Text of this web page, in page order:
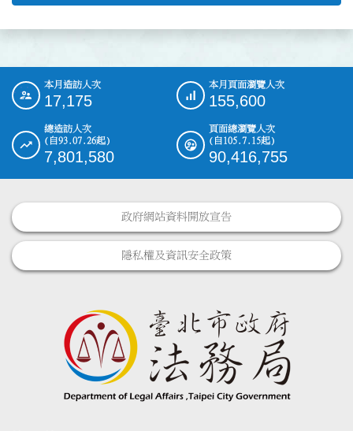
::: 本月造訪人次
17,175
本月頁面瀏覽人次
155,600
總造訪人次
(自93.07.26起)
7,801,580
頁面總瀏覽人次
(自105.7.15起)
90,416,755
政府網站資料開放宣告
隱私權及資訊安全政策